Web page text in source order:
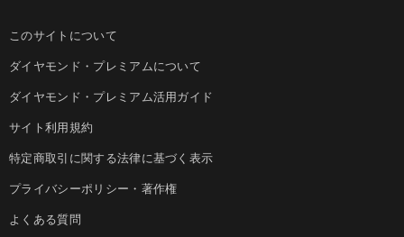
このサイトについて
ダイヤモンド・プレミアムについて
ダイヤモンド・プレミアム活用ガイド
サイト利用規約
特定商取引に関する法律に基づく表示
プライバシーポリシー・著作権
よくある質問